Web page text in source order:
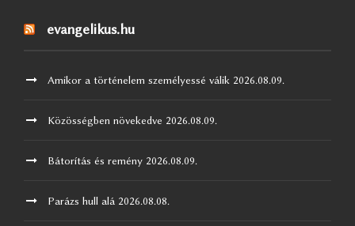
evangelikus.hu
Amikor a történelem személyessé válik 2026.08.09.
Közösségben növekedve 2026.08.09.
Bátorítás és remény 2026.08.09.
Parázs hull alá 2026.08.08.